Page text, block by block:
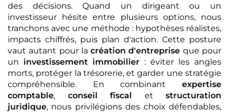
des décisions. Quand un dirigeant ou un
investisseur hésite entre plusieurs options, nous
tranchons avec une méthode : hypothèses réalistes,
impacts chiffrés, puis plan d'action. Cette posture
vaut autant pour lacréation d'entreprise que pour
un investissement immobilier : éviter les angles
morts, protéger la trésorerie, et garder une stratégie
compréhensible. En combinant expertise
comptable, conseil fiscal et structuration
juridique, nous privilégions des choix défendables,